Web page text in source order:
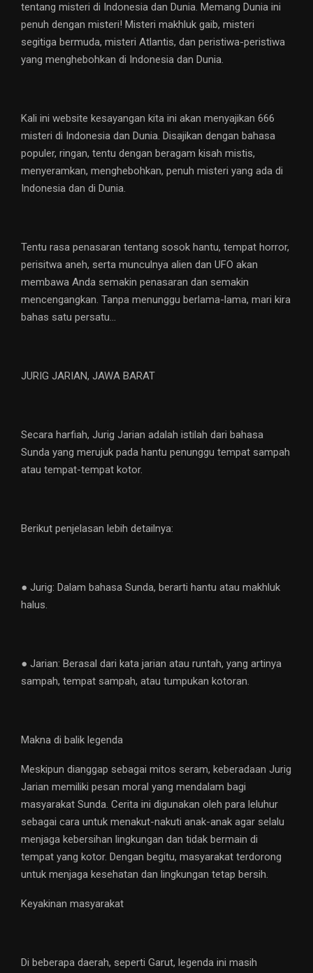
tentang misteri di Indonesia dan Dunia. Memang Dunia ini
penuh dengan misteri! Misteri makhluk gaib, misteri
segitiga bermuda, misteri Atlantis, dan peristiwa-peristiwa
yang menghebohkan di Indonesia dan Dunia.
Kali ini website kesayangan kita ini akan menyajikan 666
misteri di Indonesia dan Dunia. Disajikan dengan bahasa
populer, ringan, tentu dengan beragam kisah mistis,
menyeramkan, menghebohkan, penuh misteri yang ada di
Indonesia dan di Dunia.
Tentu rasa penasaran tentang sosok hantu, tempat horror,
perisitwa aneh, serta munculnya alien dan UFO akan
membawa Anda semakin penasaran dan semakin
mencengangkan. Tanpa menunggu berlama-lama, mari kira
bahas satu persatu…
JURIG JARIAN, JAWA BARAT
Secara harfiah, Jurig Jarian adalah istilah dari bahasa
Sunda yang merujuk pada hantu penunggu tempat sampah
atau tempat-tempat kotor.
Berikut penjelasan lebih detailnya:
● Jurig: Dalam bahasa Sunda, berarti hantu atau makhluk
halus.
● Jarian: Berasal dari kata jarian atau runtah, yang artinya
sampah, tempat sampah, atau tumpukan kotoran.
Makna di balik legenda
Meskipun dianggap sebagai mitos seram, keberadaan Jurig
Jarian memiliki pesan moral yang mendalam bagi
masyarakat Sunda. Cerita ini digunakan oleh para leluhur
sebagai cara untuk menakut-nakuti anak-anak agar selalu
menjaga kebersihan lingkungan dan tidak bermain di
tempat yang kotor. Dengan begitu, masyarakat terdorong
untuk menjaga kesehatan dan lingkungan tetap bersih.
Keyakinan masyarakat
Di beberapa daerah, seperti Garut, legenda ini masih